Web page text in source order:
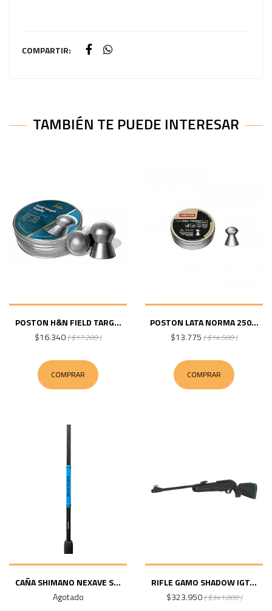
COMPARTIR:
TAMBIÉN TE PUEDE INTERESAR
POSTON H&N FIELD TARG...
$16.340( $17.200 )
COMPRAR
POSTON LATA NORMA 250...
$13.775 ( $14.500 )
COMPRAR
CAÑA SHIMANO NEXAVE S...
Agotado
RIFLE GAMO SHADOW IGT...
$323.950( $341.000 )